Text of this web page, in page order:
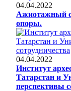
04.04.2022
Ажиотажный
опоры.
04.04.2022
Институт
Татарстан и
перспективы